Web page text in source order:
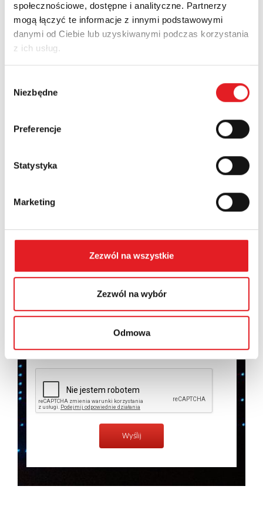
społecznościowe, dostępne i analityczne. Partnerzy
mogą łączyć te informacje z innymi podstawowymi
danymi od Ciebie lub uzyskiwanymi podczas korzystania
z ich usług.
zgody
Niezbędne
Preferencje
Statystyka
Marketing
Zezwól na wszystkie
Zezwól na wybór
Odmowa
Adres e-mail: *
Treść: *
Wyrażam zgodę na przetwarzanie moich danych
osobowych przez Relpol S.A. Więcej informacji na
temat przetwarzania danych osobowych wPolityce
Zapoznałem z treściąPolityki Prywatności*